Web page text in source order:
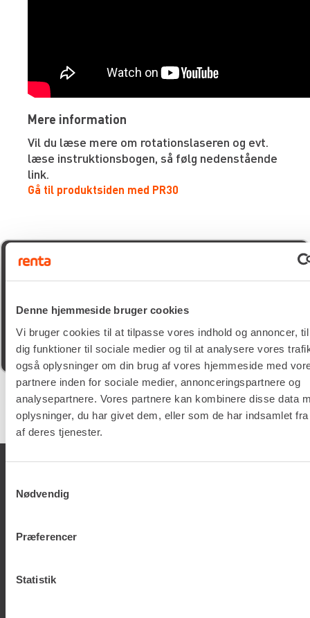
Denne hjemmeside bruger cookies
Vi bruger cookies til at tilpasse vores indhold og annoncer,
dig funktioner til sociale medier og til at analysere vores
også oplysninger om din brug af vores hjemmeside med
partnere inden for sociale medier, annonceringspartnere og
analysepartnere. Vores partnere kan kombinere disse data
oplysninger, du har givet dem, eller som de har indsamlet
af deres tjenester.
Nødvendig
Præferencer
Statistik
Mere information
Vil du læse mere om rotationslaseren og evt.
læse instruktionsbogen, så følg nedenstående
link.
Gå til produktsiden med PR30
Mr iNexuz (RedHead)
Denne bruger har kun efterladt en bedømmelse.
Google samlet bedømmelse er4.5af 5,
på basis af
Renta A/S
Tlf. +45 70206242